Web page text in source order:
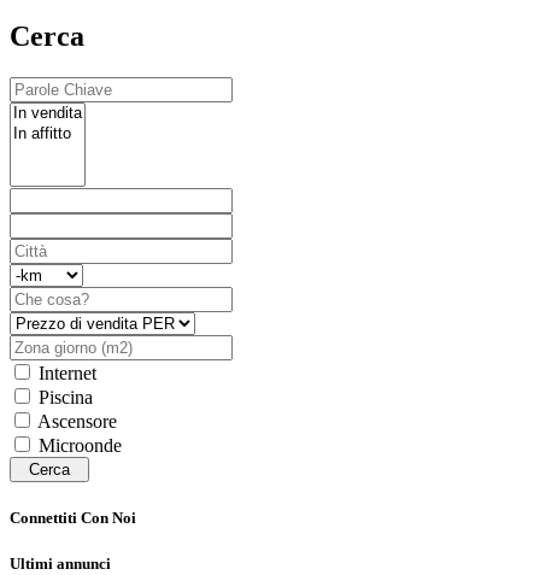
Cerca
Internet
Piscina
Ascensore
Microonde
Cerca
Connettiti Con Noi
Ultimi annunci